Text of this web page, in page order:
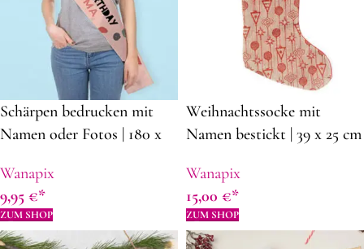
Schärpen bedrucken mit
Namen oder Fotos | 180 x
Originelle Geschenkidee
Wanapix
9,95 €
ZUM SHOP
Weihnachtssocke mit
Namen bestickt | 39 x 25 cm
Dekorationsideen für
Weihnachten
Wanapix
15,00 €
ZUM SHOP